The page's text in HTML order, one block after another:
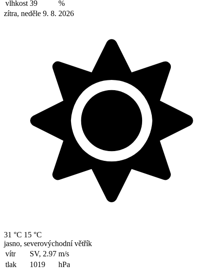
vlhkost 39
%
zítra, neděle 9. 8. 2026
31 °C 15 °C
jasno, severovýchodní větřík
vítr
SV, 2.97 m/s
tlak
1019
hPa